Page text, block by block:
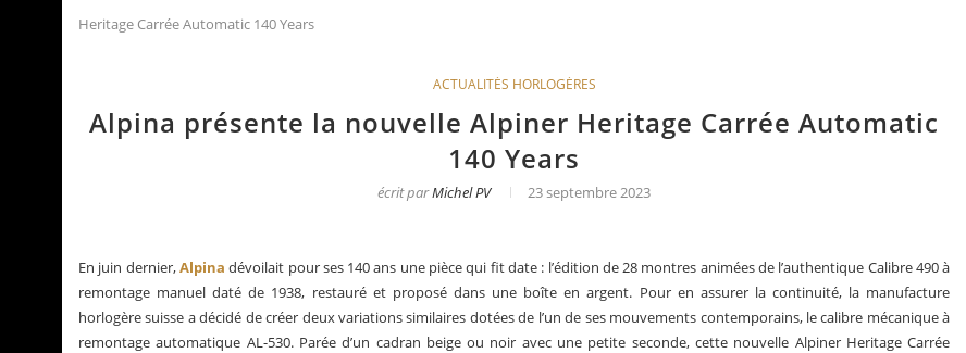
Heritage Carrée Automatic 140 Years
ACTUALITÉS HORLOGÈRES
Alpina présente la nouvelle Alpiner Heritage Carrée Automatic
140 Years
écrit parMichel PV 23 septembre 2023
En juin dernier,Alpina dévoilait pour ses 140 ans une pièce qui fit date : l’édition de 28 montres animées de l’authentique Calibre 490 à
remontage manuel daté de 1938, restauré et proposé dans une boîte en argent. Pour en assurer la continuité, la manufacture
horlogère suisse a décidé de créer deux variations similaires dotées de l’un de ses mouvements contemporains, le calibre mécanique à
remontage automatique AL-530. Parée d’un cadran beige ou noir avec une petite seconde, cette nouvelle Alpiner Heritage Carrée